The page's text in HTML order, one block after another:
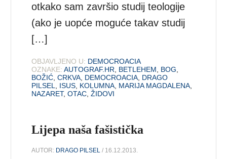
otkako sam završio studij teologije
(ako je uopće moguće takav studij
[…]
OBJAVLJENO U: DEMOCROACIA
OZNAKE: AUTOGRAF.HR BETLEHEM BOG
BOŽIĆ ,CRKVA DEMOCROACIA DRAGO
PILSEL
ISUS KOLUMNA MARIJA MAGDALENA
NAZARET,OTAC ,ŽIDOVI
Lijepa naša fašistička
AUTOR: DRAGO PILSEL / 16.12.2013.